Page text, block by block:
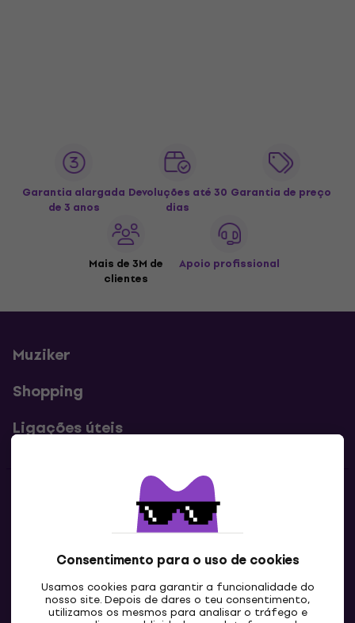
Consentimento para o uso de cookies
Usamos cookies para garantir a funcionalidade do
nosso site. Depois de dares o teu consentimento,
utilizamos os mesmos para analisar o tráfego e
Garantia alargada
de 3 anos
Devoluções até 30
dias
Garantia de preço
Mais de 3M de
clientes
Apoio profissional
Muziker
Shopping
Ligações úteis
Contatos
Contacta-nos